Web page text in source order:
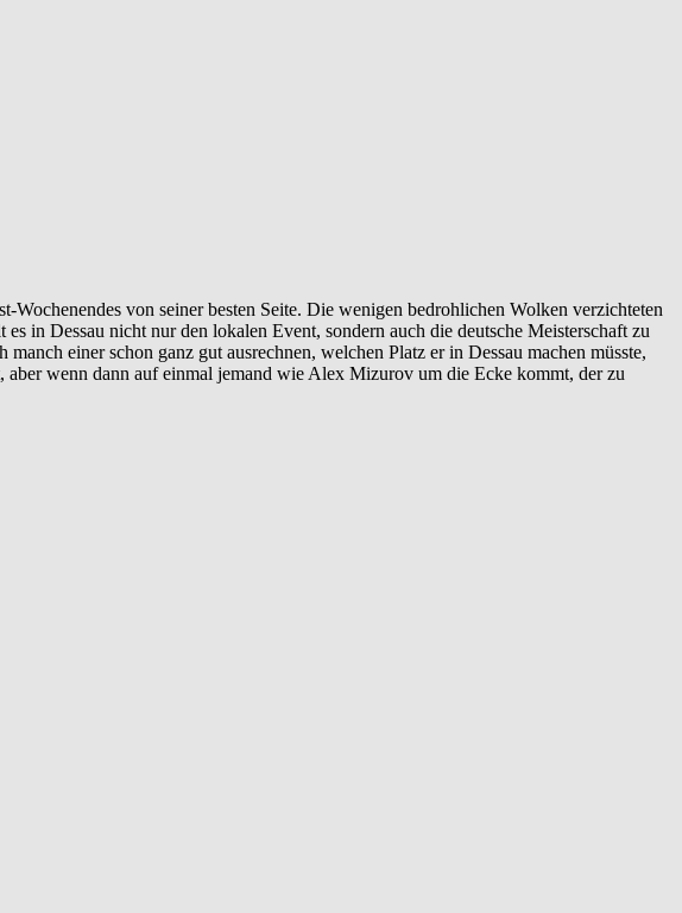
von seiner besten Seite. Die wenigen bedrohlichen Wolken verzichteten
in Dessau nicht nur den lokalen Event, sondern auch die deutsche Meisterschaft zu
einer schon ganz gut ausrechnen, welchen Platz er in Dessau machen müsste,
aber wenn dann auf einmal jemand wie Alex Mizurov um die Ecke kommt, der zu